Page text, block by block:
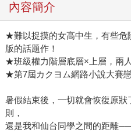
內容簡介
★難以捉摸的女高中生，有些危
版的話題作！
★班級權力階層底層×上層，兩
★第7屆カクヨム網路小說大賽
暑假結束後，一切就會恢復原
則，
還是我和仙台同學之間的距離